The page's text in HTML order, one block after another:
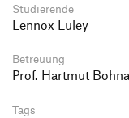
Studierende
Lennox Luley
Betreuung
Prof. Hartmut
Tags